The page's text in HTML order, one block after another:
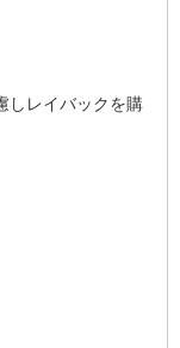
しレイバックを購